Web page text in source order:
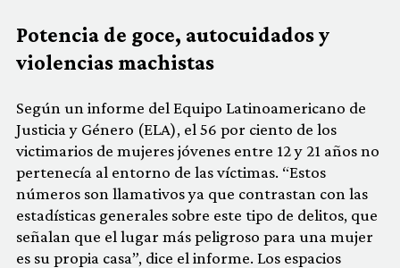
Potencia de goce, autocuidados y
violencias machistas
Según un informe del Equipo Latinoamericano de
Justicia y Género (ELA), el 56 por ciento de los
victimarios de mujeres jóvenes entre 12 y 21 años no
pertenecía al entorno de las víctimas. “Estos
números son llamativos ya que contrastan con las
estadísticas generales sobre este tipo de delitos, que
señalan que el lugar más peligroso para una mujer
es su propia casa”, dice el informe. Los espacios